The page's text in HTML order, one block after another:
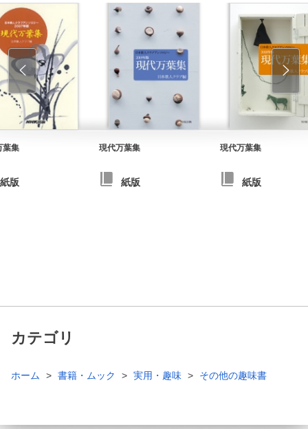
葉集
紙版
現代万葉集
紙版
現代万葉集
紙版
カテゴリ
ホーム 書籍・ムック 実用・趣味 その他の趣味書